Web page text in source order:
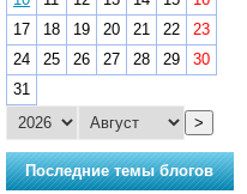
17
18 19 20 21 22
23
24
25 26 27 28 29
30
31
>
Последние темы блогов